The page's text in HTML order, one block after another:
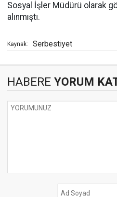
Sosyal İşler Müdürü olarak
alınmıştı.
Kaynak: Serbestiyet
HABERE YORUM